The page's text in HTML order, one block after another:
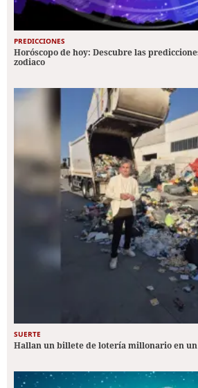
PREDICCIONES
Horóscopo de hoy: Descubre las
zodiaco
SUERTE
Hallan un billete de lotería millonario en